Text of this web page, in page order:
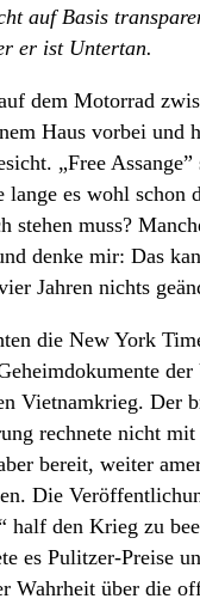
auf Basis
er ist Untertan.
dem Motorrad
Haus vorbei und
„Free Assange”
es wohl schon
stehen muss?
denke mir: Das
Jahren nichts
die New York
der
Vietnamkrieg. Der
rechnete nicht mit
bereit, weiter
Die
half den Krieg zu
es Pulitzer-Preise
Wahrheit über die